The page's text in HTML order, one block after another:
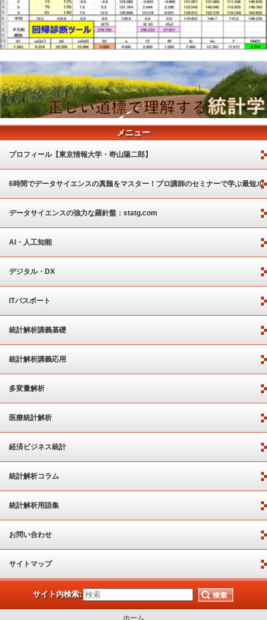
メニュー
プロフィール【東京情報大学・嵜山陽二郎】
6時間でデータサイエンスの真髄をマスター！プロ講師のセミナーで学ぶ最短ル
ート
データサイエンスの強力な羅針盤：statg.com
AI・人工知能
デジタル・DX
ITパスポート
統計解析講義基礎
統計解析講義応用
多変量解析
医療統計解析
経済ビジネス統計
統計解析コラム
統計解析用語集
お問い合わせ
サイトマップ
サイト内検索:
ホーム